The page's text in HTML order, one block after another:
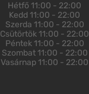
Hétfő 11:00 - 22:00
Kedd 11:00 - 22:00
Szerda 11:00 - 22:00
Csütörtök 11:00 - 22:00
Péntek 11:00 - 22:00
Szombat 11:00 - 22:00
Vasárnap 11:00 - 22:00